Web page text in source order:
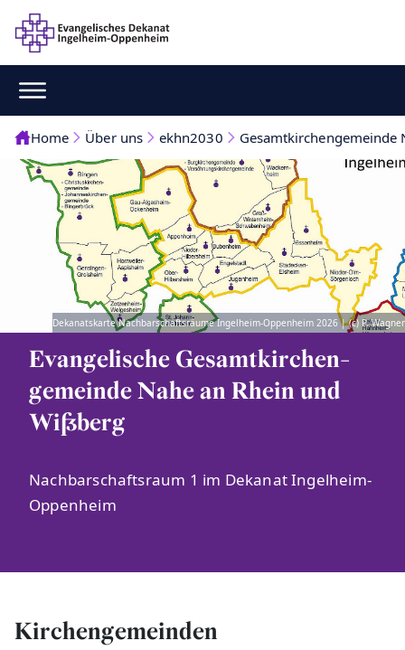
Home Über uns ekhn2030 Gesamtkirchengemeinde
Dekanatskarte Nachbarschaftsräume Ingelheim-Oppenheim 2026 | (c) P. Wagner
Evangelische Gesamtkirchen-
gemeinde Nahe an Rhein und
Wißberg
Nachbarschaftsraum 1 im Dekanat Ingelheim-
Oppenheim
Kirchengemeinden